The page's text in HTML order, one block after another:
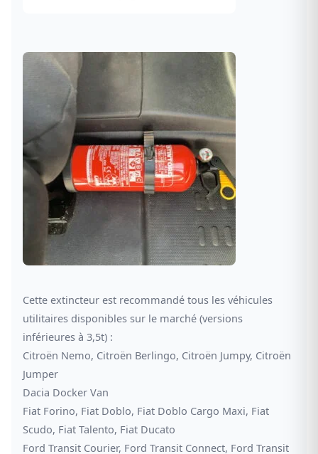
Cette extincteur est recommandé tous les véhicules
utilitaires disponibles sur le marché (versions
inférieures à 3,5t) :
Citroën Nemo, Citroën Berlingo, Citroën Jumpy, Citroën
Jumper
Dacia Docker Van
Fiat Forino, Fiat Doblo, Fiat Doblo Cargo Maxi, Fiat
Scudo, Fiat Talento, Fiat Ducato
Ford Transit Courier, Ford Transit Connect, Ford Transit